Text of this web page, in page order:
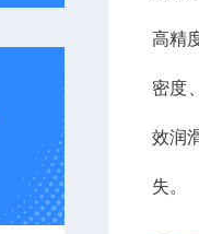
高精
密度
效润
失。